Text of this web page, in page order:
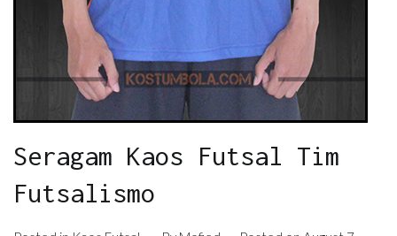
Seragam Kaos Futsal Tim
Futsalismo